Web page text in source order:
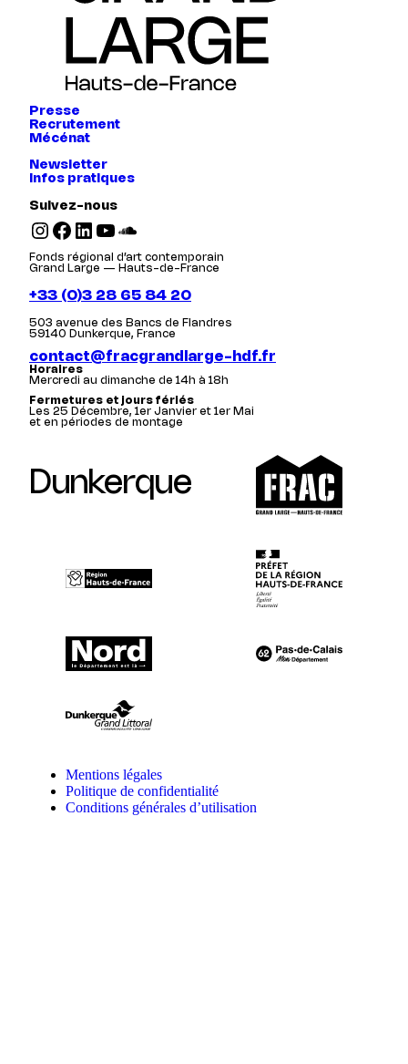
Presse
Recrutement
Mécénat
Newsletter
Infos pratiques
Suivez-nous
Instagram Facebook LinkedIn YouTube SoundCloud
Fonds régional d’art contemporain
Grand Large — Hauts-de-France
+33 (0)3 28 65 84 20
503 avenue des Bancs de Flandres
59140 Dunkerque, France
contact@fracgrandlarge-hdf.fr
Horaires
Mercredi au dimanche de 14h à 18h
Fermetures et jours fériés
Les 25 Décembre, 1er Janvier et 1er Mai
et en périodes de montage
Dunkerque
Mentions légales
Politique de confidentialité
Conditions générales d’utilisation